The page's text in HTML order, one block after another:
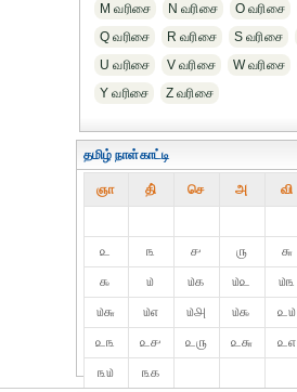
M வரிசை N வரிசை O வரிசை
Q வரிசை
R வரிசை S வரிசை
U வரிசை
V வரிசை W வரிசை
Y வரிசை
Z வரிசை
தமிழ் நாள்காட்டி
ஞா தி் செ அ வி
௨
௩ ௪ ௫ ௬
௯
௰ ௰௧ ௰௨ ௰௩
௰௬
௰௭ ௰௮ ௰௯ ௨௰
௨௩
௨௪ ௨௫ ௨௬ ௨௭
௩௰
௩௧